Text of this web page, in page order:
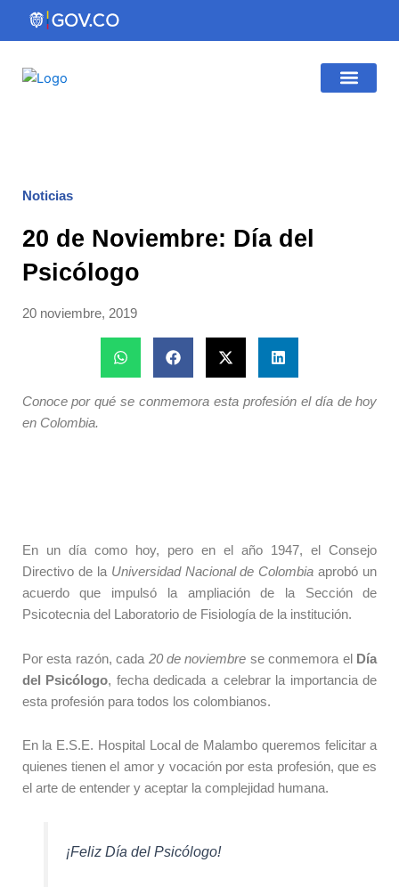
Noticias
20 de Noviembre: Día del
Psicólogo
20 noviembre, 2019
Conoce por qué se conmemora esta profesión el día de hoy
en Colombia.
En un día como hoy, pero en el año 1947, el Consejo
Directivo de la Universidad Nacional de Colombia aprobó un
acuerdo que impulsó la ampliación de la Sección de
Psicotecnia del Laboratorio de Fisiología de la institución.
Por esta razón, cada 20 de noviembre se conmemora el
Día
del Psicólogo, fecha dedicada a celebrar la importancia de
esta profesión para todos los colombianos.
En la E.S.E. Hospital Local de Malambo queremos felicitar a
quienes tienen el amor y vocación por esta profesión, que es
el arte de entender y aceptar la complejidad humana.
¡Feliz Día del Psicólogo!